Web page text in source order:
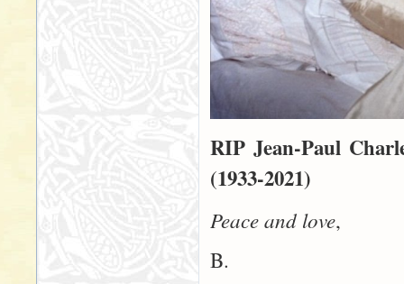
RIP Jean-Paul
(1933-2021)
Peace and love,
B.